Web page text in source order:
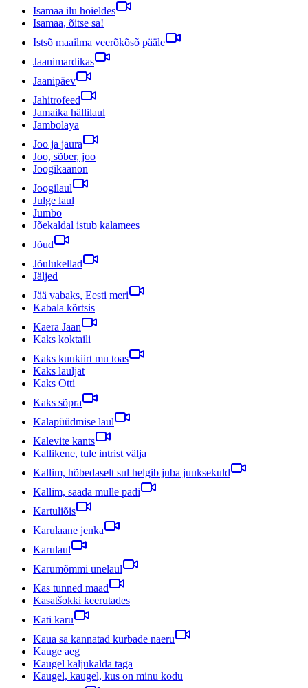
Isamaa ilu hoieldes
Isamaa, õitse sa!
Istsõ maailma veerõkõsõ pääle
Jaanimardikas
Jaanipäev
Jahitrofeed
Jamaika hällilaul
Jambolaya
Joo ja jaura
Joo, sõber, joo
Joogikaanon
Joogilaul
Julge laul
Jumbo
Jõekaldal istub kalamees
Jõud
Jõulukellad
Jäljed
Jää vabaks, Eesti meri
Kabala kõrtsis
Kaera Jaan
Kaks koktaili
Kaks kuukiirt mu toas
Kaks lauljat
Kaks Otti
Kaks sõpra
Kalapüüdmise laul
Kalevite kants
Kallikene, tule intrist välja
Kallim, hõbedaselt sul helgib juba juuksekuld
Kallim, saada mulle padi
Kartuliõis
Karulaane jenka
Karulaul
Karumõmmi unelaul
Kas tunned maad
Kasatšokki keerutades
Kati karu
Kaua sa kannatad kurbade naeru
Kauge aeg
Kaugel kaljukalda taga
Kaugel, kaugel, kus on minu kodu